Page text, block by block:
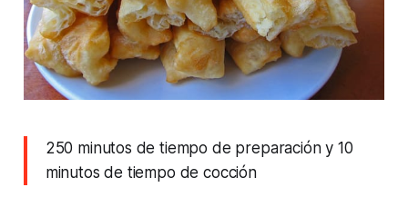
250 minutos de tiempo de preparación y 10
minutos de tiempo de cocción